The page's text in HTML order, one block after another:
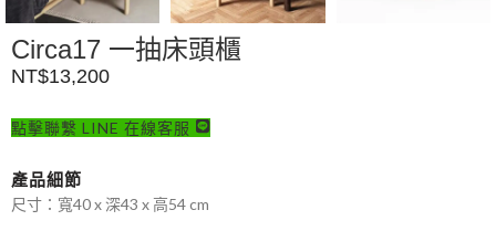
Circa17 一抽床頭櫃
NT$13,200
點擊聯繫 LINE 在線客服
產品細節
尺寸：寬40 x 深43 x 高54 cm